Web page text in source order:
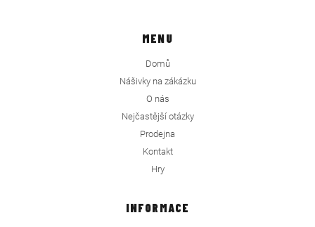
MENU
Domů
Nášivky na zákázku
O nás
Nejčastější otázky
Prodejna
Kontakt
Hry
INFORMACE